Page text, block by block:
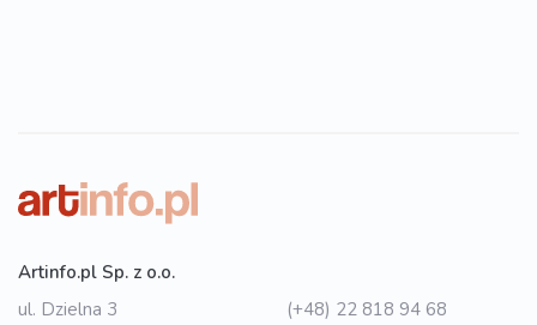
Artinfo.pl Sp. z o.o.
ul. Dzielna 3
(+48) 22 818 94 68